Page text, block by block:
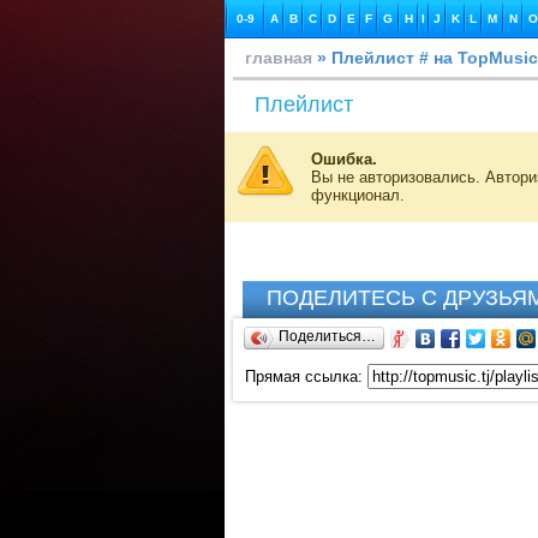
0-9 A B C D E F G H I J K L M N O
главная » Плейлист # на TopMusic
Плейлист
Ошибка.
Вы не авторизовались.
функционал.
ПОДЕЛИТЕСЬ С
Поделиться…
Прямая ссылка: